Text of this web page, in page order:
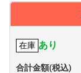
在庫 あり
合計金額(税込)